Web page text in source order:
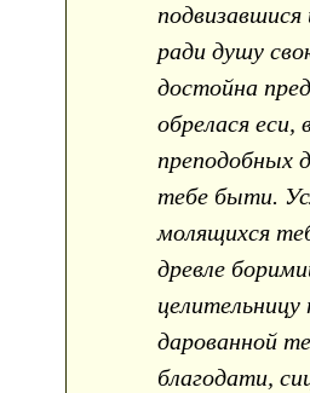
подвизавшися
ради душу
достойна
обрелася еси,
преподобных
тебе быти.
молящихся
древле
дарованной
благодати,